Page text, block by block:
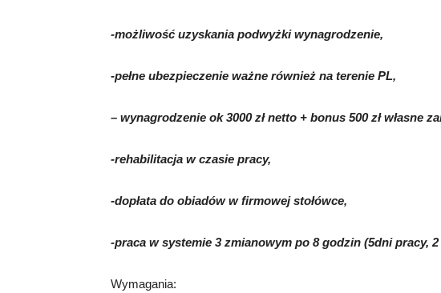
-możliwość uzyskania podwyżki wynagrodzenie,
-pełne ubezpieczenie ważne również na terenie PL,
– wynagrodzenie ok 3000 zł netto + bonus 500 zł własne
-rehabilitacja w czasie pracy,
-dopłata do obiadów w firmowej stołówce,
-praca w systemie 3 zmianowym po 8 godzin (5dni pracy,
Wymagania: